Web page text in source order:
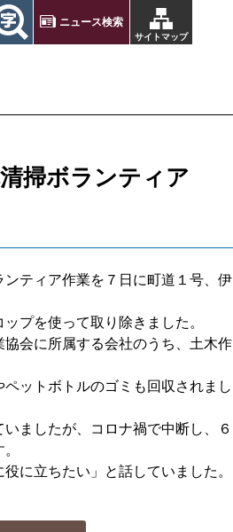
サイトマップ
ニュース検索
掃ボランティア
ティア作業を７日に町道１号、伊
プを使って取り除きました。
会に所属する会社のうち、土木作
ットボトルのゴミも回収されまし
ましたが、コロナ禍で中断し、６
に立ちたい」と話していました。